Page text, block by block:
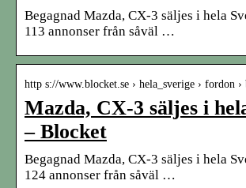
Begagnad Mazda, CX-3 säljes i hela
113 annonser från såväl …
http s://www.blocket.se › hela_sverige › fordon ›
Mazda, CX-3 säljes i
– Blocket
Begagnad Mazda, CX-3 säljes i hela
124 annonser från såväl …